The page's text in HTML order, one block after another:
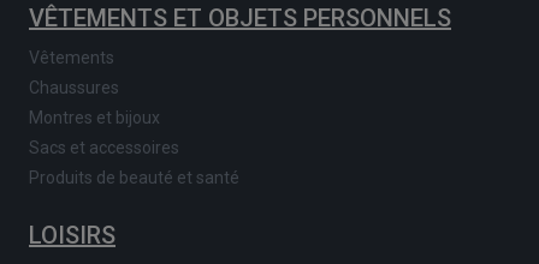
VÊTEMENTS ET OBJETS PERSONNELS
Vêtements
Chaussures
Montres et bijoux
Sacs et accessoires
Produits de beauté et santé
LOISIRS